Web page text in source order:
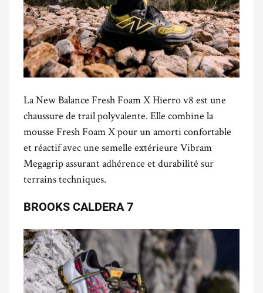
La New Balance Fresh Foam X Hierro v8 est une
chaussure de trail polyvalente. Elle combine la
mousse Fresh Foam X pour un amorti confortable
et réactif avec une semelle extérieure Vibram
Megagrip assurant adhérence et durabilité sur
terrains techniques.
BROOKS CALDERA 7